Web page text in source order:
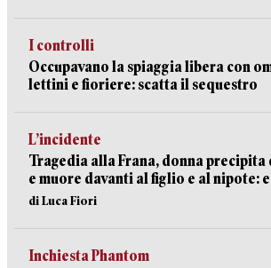
I controlli
Occupavano la spiaggia libera con
lettini e fioriere: scatta il sequestro
L’incidente
Tragedia alla Frana, donna
e muore davanti al figlio e al nipote:
di Luca Fiori
Inchiesta Phantom